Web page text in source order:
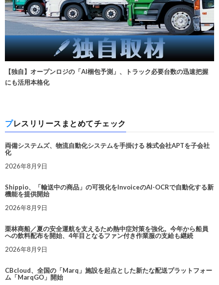
【独自】オープンロジの「AI梱包予測」、トラック必要台数の迅速把握
にも活用本格化
プレスリリースまとめてチェック
両備システムズ、物流自動化システムを手掛ける 株式会社APTを子会社
化
2026年8月9日
Shippio、「輸送中の商品」の可視化をInvoiceのAI-OCRで自動化する新
機能を提供開始
2026年8月9日
栗林商船／夏の安全運航を支えるため熱中症対策を強化。今年から船員
への飲料配布を開始、4年目となるファン付き作業服の支給も継続
2026年8月9日
CBcloud、全国の「Marq」施設を起点とした新たな配送プラットフォー
ム「MarqGO」開始